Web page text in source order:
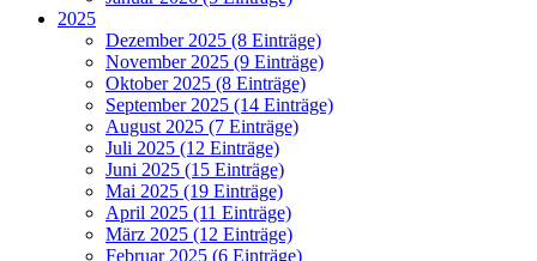
2025
Dezember 2025 (8 Einträge)
November 2025 (9 Einträge)
Oktober 2025 (8 Einträge)
September 2025 (14 Einträge)
August 2025 (7 Einträge)
Juli 2025 (12 Einträge)
Juni 2025 (15 Einträge)
Mai 2025 (19 Einträge)
April 2025 (11 Einträge)
März 2025 (12 Einträge)
Februar 2025 (6 Einträge)